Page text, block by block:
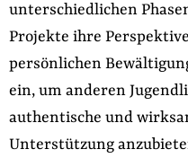
unterschiedlichen
Projekte ihre
persönlichen
ein, um anderen
authentische und
Unterstützung